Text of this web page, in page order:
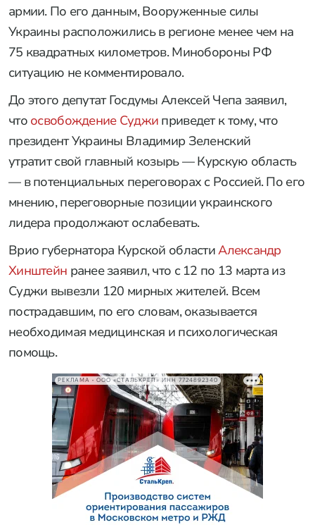
армии. По его данным, Вооруженные силы
Украины расположились в регионе менее чем на
75 квадратных километров. Минобороны РФ
ситуацию не комментировало.
До этого депутат Госдумы Алексей Чепа заявил,
что освобождение Суджи приведет к тому, что
президент Украины Владимир Зеленский
утратит свой главный козырь — Курскую область
— в потенциальных переговорах с Россией. По его
мнению, переговорные позиции украинского
лидера продолжают ослабевать.
Врио губернатора Курской областиАлександр
Хинштейн ранее заявил, что с 12 по 13 марта из
Суджи вывезли 120 мирных жителей. Всем
пострадавшим, по его словам, оказывается
необходимая медицинская и психологическая
помощь.
РЕКЛАМА • ООО «СТАЛЬКРЕП» ИНН 7724892340